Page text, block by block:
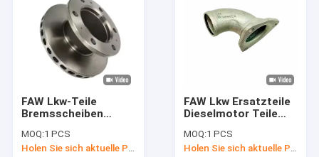
FAW Lkw-Teile
Bremsscheiben
3501012D-DY011
Lkw-
MOQ:1 PCS
FAW Lkw Ersatzteile
Dieselmotor Teile
HMS20W
Thermostat Schalen
MOQ:1 PCS